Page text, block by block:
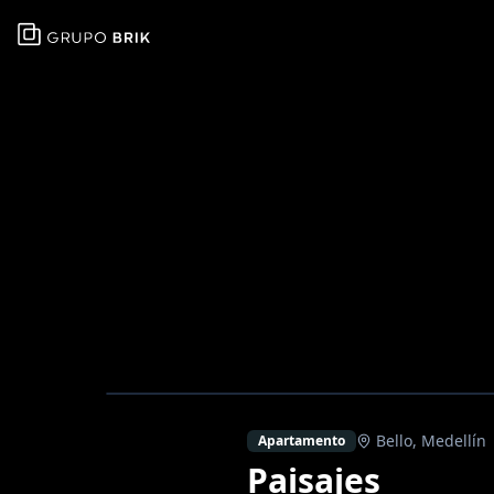
Apartamento Bello, Medellín
Paisajes